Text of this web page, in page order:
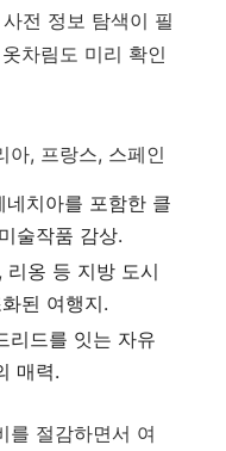
전 정보 탐색이 필
차림도 미리 확인
아, 프랑스, 스페인
네치아를 포함한 클
술작품 감상.
리옹 등 지방 도시
된 여행지.
리드를 잇는 자유
매력.
를 절감하면서 여